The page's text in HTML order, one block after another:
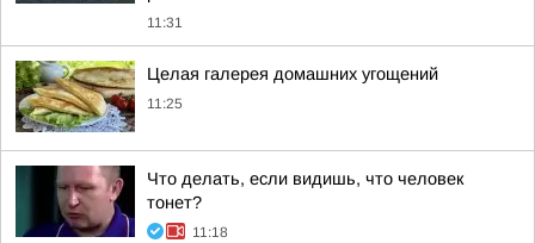
11:31
Целая галерея домашних угощений
11:25
Что делать, если видишь, что человек
тонет?
11:18